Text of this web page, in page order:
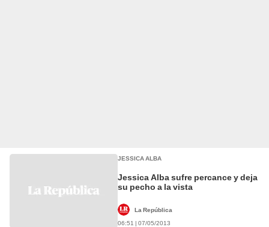
JESSICA ALBA
Jessica Alba sufre percance y deja
su pecho a la vista
La República
06:51 | 07/05/2013